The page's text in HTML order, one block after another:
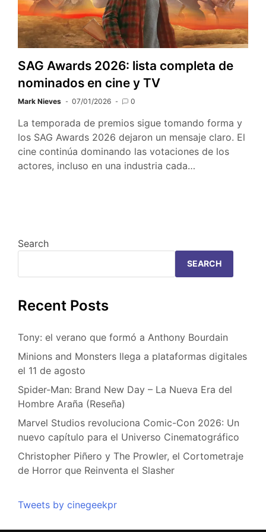
SAG Awards 2026: lista completa de
nominados en cine y TV
Mark Nieves 07/01/2026 0
La temporada de premios sigue tomando forma y
los SAG Awards 2026 dejaron un mensaje claro. El
cine continúa dominando las votaciones de los
actores, incluso en una industria cada…
Search
SEARCH
Recent Posts
Tony: el verano que formó a Anthony Bourdain
Minions and Monsters llega a plataformas digitales
el 11 de agosto
Spider-Man: Brand New Day – La Nueva Era del
Hombre Araña (Reseña)
Marvel Studios revoluciona Comic-Con 2026: Un
nuevo capítulo para el Universo Cinematográfico
Christopher Piñero y The Prowler, el Cortometraje
de Horror que Reinventa el Slasher
Tweets by cinegeekpr